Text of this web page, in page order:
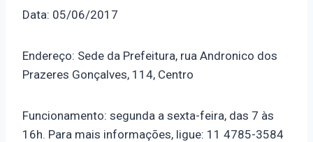
Data: 05/06/2017
Endereço: Sede da Prefeitura, rua Andronico dos
Prazeres Gonçalves, 114, Centro
Funcionamento: segunda a sexta-feira, das 7 às
16h. Para mais informações, ligue: 11 4785-3584